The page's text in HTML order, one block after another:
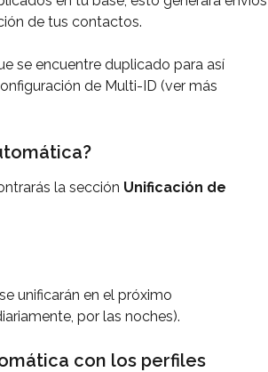
de tus contactos.
se encuentre duplicado para así
de Multi-ID (ver más
la sección Unificación de
unificarán en el próximo
por las noches).
con los perfiles